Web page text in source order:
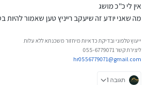
אין לי כ"כ מושג
מה שאני יודע זה שיעקב רייניץ טען שאמור להיות
ייעוץ טלפוני ובדיקת כדאיות מיחזור משכנתא ללא עלות
ליצירת קשר 055-6779071
hr0556779071@gmail.com
תגובה 1